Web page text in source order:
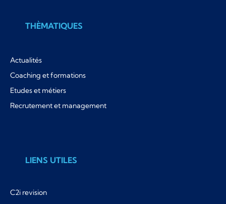
THÈMATIQUES
Actualités
Coaching et formations
Etudes et métiers
Recrutement et management
LIENS UTILES
C2i revision